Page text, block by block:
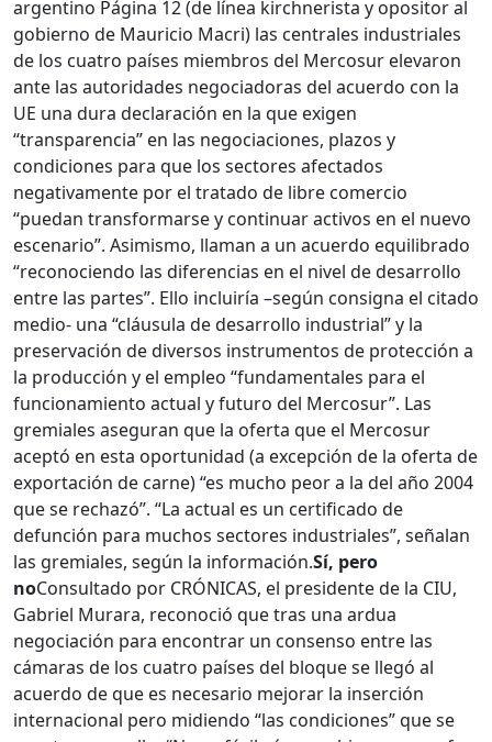
argentino Página 12 (de línea kirchnerista y opositor al
gobierno de Mauricio Macri) las centrales industriales
de los cuatro países miembros del Mercosur elevaron
ante las autoridades negociadoras del acuerdo con la
UE una dura declaración en la que exigen
“transparencia” en las negociaciones, plazos y
condiciones para que los sectores afectados
negativamente por el tratado de libre comercio
“puedan transformarse y continuar activos en el nuevo
escenario”. Asimismo, llaman a un acuerdo equilibrado
“reconociendo las diferencias en el nivel de desarrollo
entre las partes”. Ello incluiría –según consigna el citado
medio- una “cláusula de desarrollo industrial” y la
preservación de diversos instrumentos de protección a
la producción y el empleo “fundamentales para el
funcionamiento actual y futuro del Mercosur”. Las
gremiales aseguran que la oferta que el Mercosur
aceptó en esta oportunidad (a excepción de la oferta de
exportación de carne) “es mucho peor a la del año 2004
que se rechazó”. “La actual es un certificado de
defunción para muchos sectores industriales”, señalan
las gremiales, según la información.Sí, pero
noConsultado por CRÓNICAS, el presidente de la CIU,
Gabriel Murara, reconoció que tras una ardua
negociación para encontrar un consenso entre las
cámaras de los cuatro países del bloque se llegó al
acuerdo de que es necesario mejorar la inserción
internacional pero midiendo “las condiciones” que se